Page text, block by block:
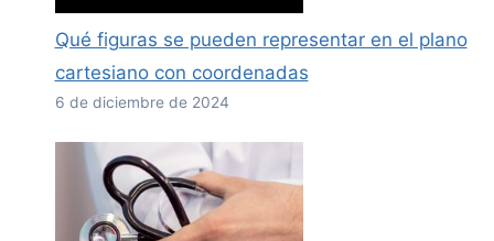
Qué figuras se pueden representar en el plano
cartesiano con coordenadas
6 de diciembre de 2024